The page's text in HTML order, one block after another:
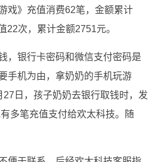
戏》充值消费62笔，金额累计
次，累计金额2751元。
，银行卡密码和微信支付密码是
手机为由，拿奶奶的手机玩游
日，孩子奶奶去银行取钱时，发
多笔充值支付给欢太科技。随